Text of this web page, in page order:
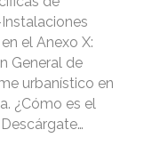
el Anexo X:
General de
urbanístico en
¿Cómo es el